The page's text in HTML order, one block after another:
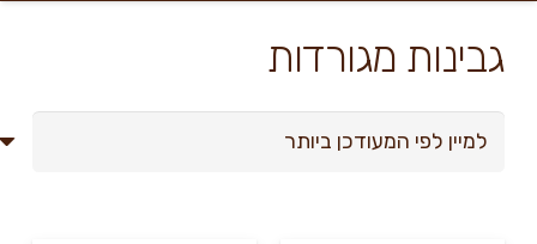
גבינות מגורדות